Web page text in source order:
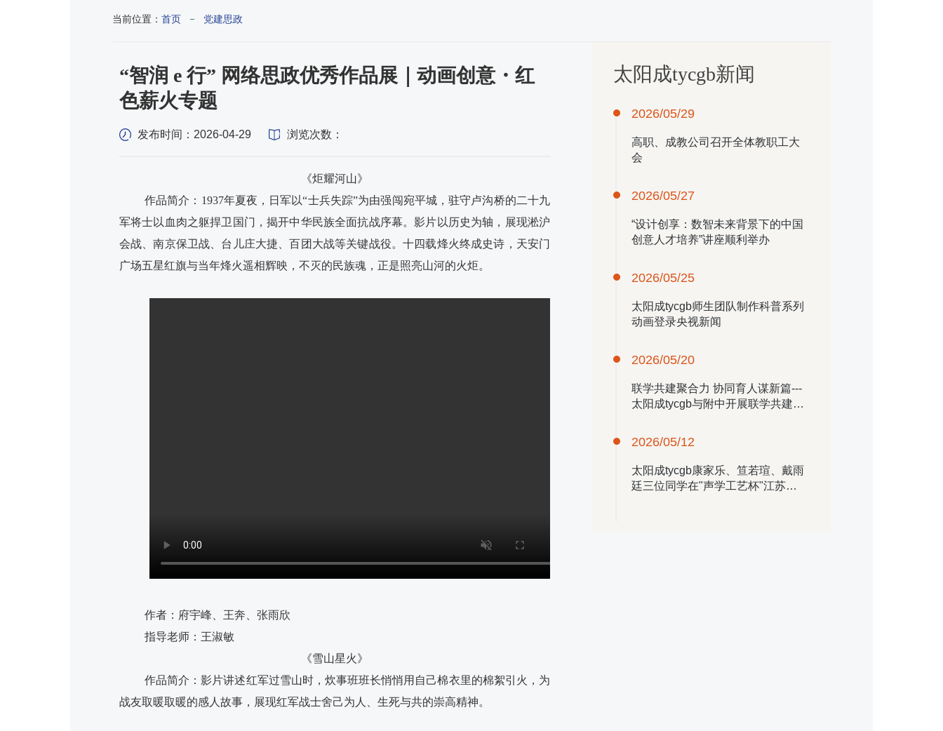
当前位置： 首页 党建思政
“智润 e 行” 网络思政优秀作品展｜动画创意・红
色薪火专题
发布时间：2026-04-29 浏览次数：
《炬耀河山》
作品简介：1937年夏夜，日军以“士兵失踪”为由强闯宛平城，驻守卢沟桥的二十九
军将士以血肉之躯捍卫国门，揭开中华民族全面抗战序幕。影片以历史为轴，展现淞沪
会战、南京保卫战、台儿庄大捷、百团大战等关键战役。十四载烽火终成史诗，天安门
广场五星红旗与当年烽火遥相辉映，不灭的民族魂，正是照亮山河的火炬。
作者：府宇峰、王奔、张雨欣
指导老师：王淑敏
《雪山星火》
作品简介：影片讲述红军过雪山时，炊事班班长悄悄用自己棉衣里的棉絮引火，为
战友取暖取暖的感人故事，展现红军战士舍己为人、生死与共的崇高精神。
太阳成tycgb新闻
2026/05/29
高职、成教公司召开全体教职工大
会
2026/05/27
“设计创享：数智未来背景下的中国
创意人才培养”讲座顺利举办
2026/05/25
​太阳成tycgb师生团队制作科普系列
动画登录央视新闻
2026/05/20
联学共建聚合力 协同育人谋新篇---​
太阳成tycgb与附中开展联学共建活
2026/05/12
​太阳成tycgb康家乐、笪若瑄、戴雨
廷三位同学在"声学工艺杯"江苏省